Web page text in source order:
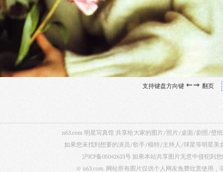
支持键盘方向键 翻页
n63.com 明星写真馆 共享给大家的图片/照片/桌面/剧照/壁
如果您未找到想要的演员/歌手/模特/主持人/球星等明星美
沪ICP备05042621号 如果本站共享图片无意中侵犯到
© n63.com. 网站所有图片仅供个人网友免费欣赏使用